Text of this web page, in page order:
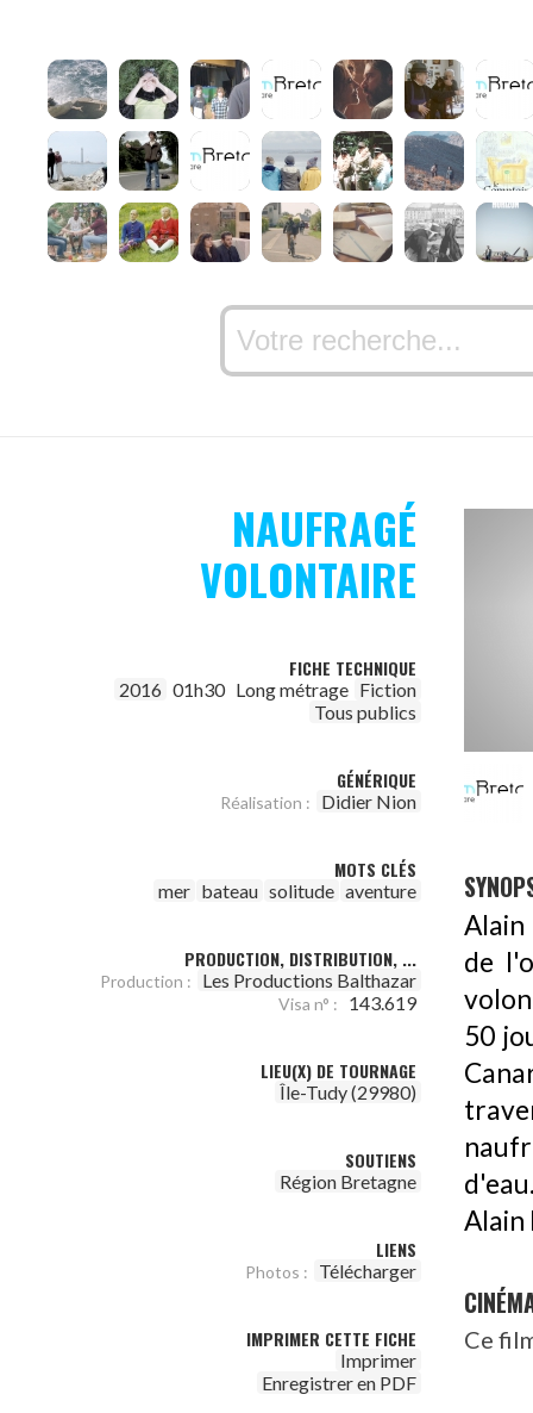
NAUFRAGÉ
VOLONTAIRE
FICHE TECHNIQUE
2016 01h30 Long métrage Fiction
Tous publics
GÉNÉRIQUE
Réalisation : Didier Nion
MOTS CLÉS
mer bateau solitude aventure
PRODUCTION, DISTRIBUTION, ...
Production : Les Productions Balthazar
Visa n° : 143.619
LIEU(X) DE TOURNAGE
Île-Tudy (29980)
SOUTIENS
Région Bretagne
LIENS
Photos : Télécharger
IMPRIMER CETTE FICHE
Imprimer
Enregistrer en PDF
Alain
de
50
Alain
Ce